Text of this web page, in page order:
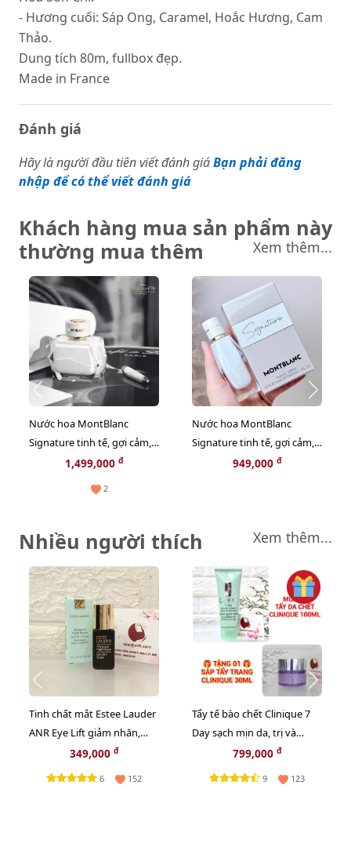
- Hương cuối: Sáp Ong, Caramel, Hoắc Hương, Cam
Thảo.
Dung tích 80m, fullbox đẹp.
Made in France
Đánh giá
Hãy là người đầu tiên viết đánh giáBạn phải đăng
nhập để có thể viết đánh giá
Khách hàng mua sản phẩm này
thường mua thêm
Xem thêm...
Nước hoa MontBlanc
Signature tinh tế, gợi cảm,
nữ tính, 90ml - EDP
1,499,000 đ
2
Nước hoa MontBlanc
Signature tinh tế, gợi cảm,
nữ tính, 30ml - EDP
949,000 đ
Nhiều người thích Xem thêm...
Tinh chất mắt Estee Lauder
ANR Eye Lift giảm nhăn,
nâng cơ mắt chuyên sâu,
5ml (New)
349,000 đ
6 152
Tẩy tế bào chết Clinique 7
Day sạch mịn da, trị và
ngừa mụn cám, 100ml -
TẶNG 1 SÁP TẨY TRANG
799,000 đ
9 123